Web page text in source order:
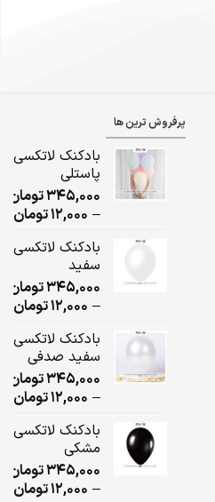
پرفروش ترین ها
بادکنک لاتکسی
پاستلی
345,000تومان
–
12,000تومان
بادکنک لاتکسی
سفید
345,000تومان
–
12,000تومان
بادکنک لاتکسی
سفید صدفی
345,000تومان
–
12,000تومان
بادکنک لاتکسی
مشکی
345,000تومان
–
12,000تومان